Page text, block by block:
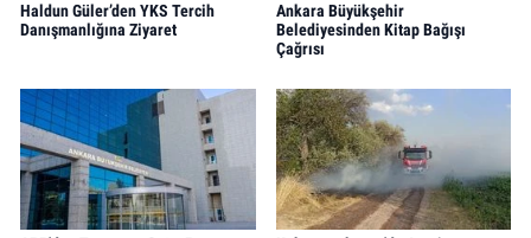
Haldun Güler’den YKS Tercih
Danışmanlığına Ziyaret
Ankara Büyükşehir
Belediyesinden Kitap Bağışı
Çağrısı